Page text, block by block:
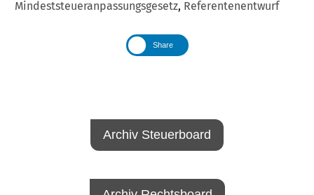
Mindeststeueranpassungsgesetz, Referentenentwurf
Share
Archiv Steuerboard